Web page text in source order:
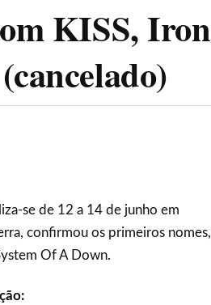
KISS, Iron
se de 12 a 14 de junho em
confirmou os primeiros nomes,
Of A Down.